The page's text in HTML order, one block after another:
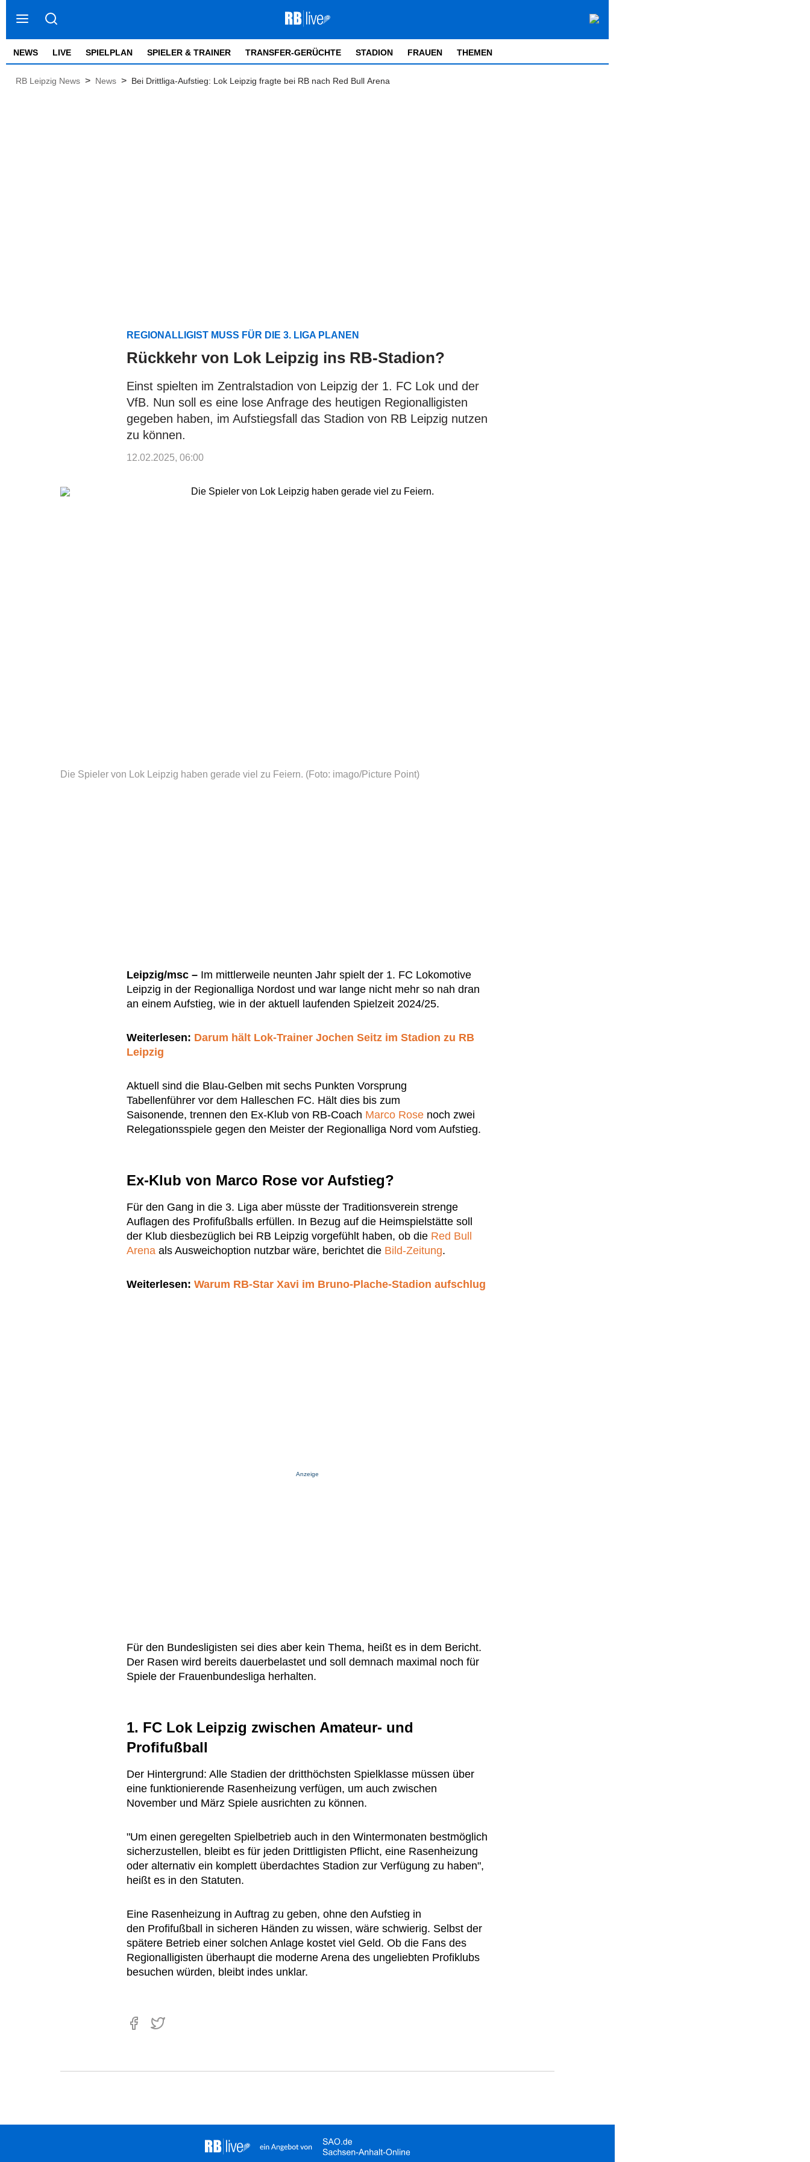
NEWS LIVE SPIELPLAN SPIELER & TRAINER TRANSFER-GERÜCHTE STADION FRAUEN THEMEN
RB Leipzig News > News > Bei Drittliga-Aufstieg: Lok Leipzig fragte bei RB nach Red Bull Arena
REGIONALLIGIST MUSS FÜR DIE 3. LIGA PLANEN
Rückkehr von Lok Leipzig ins RB-Stadion?
Einst spielten im Zentralstadion von Leipzig der 1. FC Lok und der
VfB. Nun soll es eine lose Anfrage des heutigen Regionalligisten
gegeben haben, im Aufstiegsfall das Stadion von RB Leipzig nutzen
zu können.
12.02.2025, 06:00
Die Spieler von Lok Leipzig haben gerade viel zu Feiern. (Foto: imago/Picture Point)
Leipzig/msc – Im mittlerweile neunten Jahr spielt der 1. FC Lokomotive
Leipzig in der Regionalliga Nordost und war lange nicht mehr so nah dran
an einem Aufstieg, wie in der aktuell laufenden Spielzeit 2024/25.
Weiterlesen: Darum hält Lok-Trainer Jochen Seitz im Stadion zu RB
Leipzig
Aktuell sind die Blau-Gelben mit sechs Punkten Vorsprung
Tabellenführer vor dem Halleschen FC. Hält dies bis zum
Saisonende, trennen den Ex-Klub von RB-Coach Marco Rose noch zwei
Relegationsspiele gegen den Meister der Regionalliga Nord vom Aufstieg.
Ex-Klub von Marco Rose vor Aufstieg?
Für den Gang in die 3. Liga aber müsste der Traditionsverein strenge
Auflagen des Profifußballs erfüllen. In Bezug auf die Heimspielstätte soll
der Klub diesbezüglich bei RB Leipzig vorgefühlt haben, ob die Red Bull
Arena als Ausweichoption nutzbar wäre, berichtet die Bild-Zeitung.
Weiterlesen: Warum RB-Star Xavi im Bruno-Plache-Stadion aufschlug
Anzeige
Für den Bundesligisten sei dies aber kein Thema, heißt es in dem Bericht.
Der Rasen wird bereits dauerbelastet und soll demnach maximal noch für
Spiele der Frauenbundesliga herhalten.
1. FC Lok Leipzig zwischen Amateur- und
Profifußball
Der Hintergrund: Alle Stadien der dritthöchsten Spielklasse müssen über
eine funktionierende Rasenheizung verfügen, um auch zwischen
November und März Spiele ausrichten zu können.
"Um einen geregelten Spielbetrieb auch in den Wintermonaten bestmöglich
sicherzustellen, bleibt es für jeden Drittligisten Pflicht, eine Rasenheizung
oder alternativ ein komplett überdachtes Stadion zur Verfügung zu haben",
heißt es in den Statuten.
Eine Rasenheizung in Auftrag zu geben, ohne den Aufstieg in
den Profifußball in sicheren Händen zu wissen, wäre schwierig. Selbst der
spätere Betrieb einer solchen Anlage kostet viel Geld. Ob die Fans des
Regionalligisten überhaupt die moderne Arena des ungeliebten Profiklubs
besuchen würden, bleibt indes unklar.